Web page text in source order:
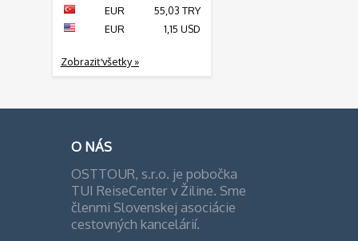
EUR
55,03 TRY
EUR
1,15 USD
Zobraziť všetky »
O NÁS
OSTTOUR, s.r.o. je pobočka
TUI ReiseCenter v Žiline. Sme
členmi Slovenskej asociácie
cestovných kancelárií.